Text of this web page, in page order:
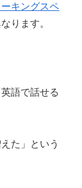
ーキングスペ
ります。
語で話せる
た」という